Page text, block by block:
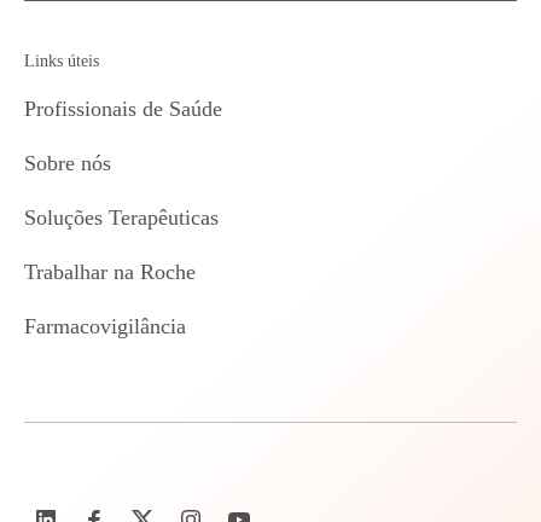
Links úteis
Profissionais de Saúde
Sobre nós
Soluções Terapêuticas
Trabalhar na Roche
Farmacovigilância